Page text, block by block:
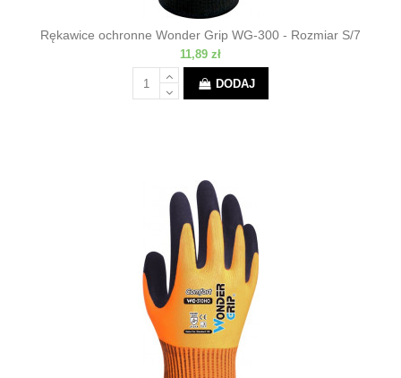
Rękawice ochronne Wonder Grip WG-300 - Rozmiar S/7
11,89 zł
DODAJ